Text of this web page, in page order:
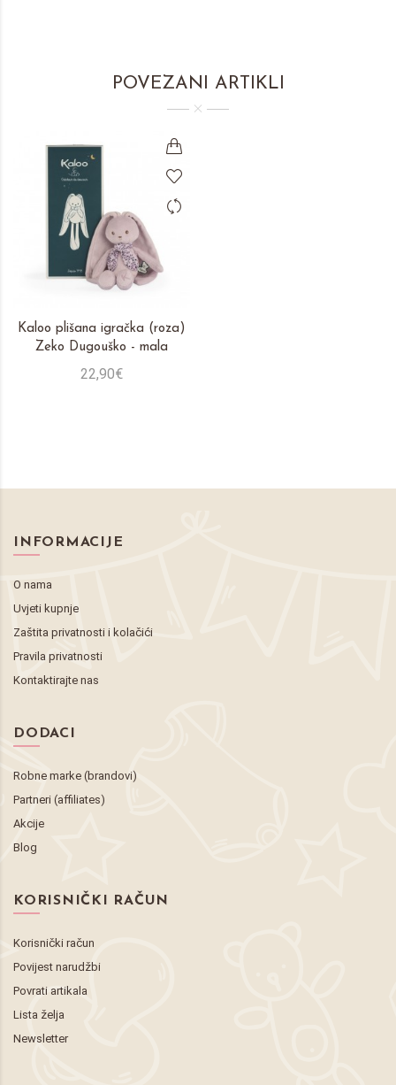
POVEZANI ARTIKLI
Kaloo plišana igračka (roza)
Zeko Dugouško - mala
22,90€
INFORMACIJE
O nama
Uvjeti kupnje
Zaštita privatnosti i kolačići
Pravila privatnosti
Kontaktirajte nas
DODACI
Robne marke (brandovi)
Partneri (affiliates)
Akcije
Blog
KORISNIČKI RAČUN
Korisnički račun
Povijest narudžbi
Povrati artikala
Lista želja
Newsletter